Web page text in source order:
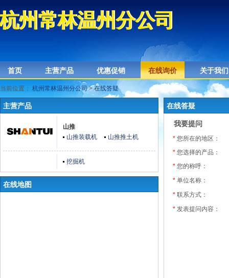
杭州常林温州分公司
州常林温州分公司
首页 主营产品 优惠促销 在线询价 关于我们
当前位置： 杭州常林温州分公司>在线答疑
在线答疑
我要提问
* 您所在的地区：
* 您选择的产品：
* 您的称呼：
* 单位名称：
* 联系方式：
* 发表提问内容：
主营产品
山推
山推装载机
山推推土机
挖掘机
在线地图